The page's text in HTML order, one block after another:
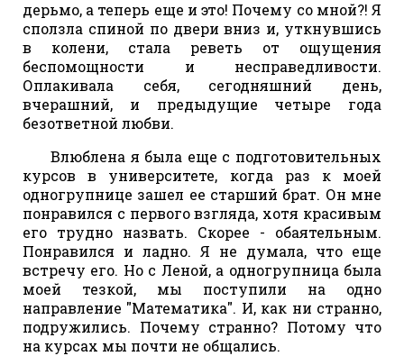
дерьмо, а теперь еще и это! Почему со мной?! Я
сползла спиной по двери вниз и, уткнувшись
в колени, стала реветь от ощущения
беспомощности и несправедливости.
Оплакивала себя, сегодняшний день,
вчерашний, и предыдущие четыре года
безответной любви.
Влюблена я была еще с подготовительных
курсов в университете, когда раз к моей
одногрупнице зашел ее старший брат. Он мне
понравился с первого взгляда, хотя красивым
его трудно назвать. Скорее - обаятельным.
Понравился и ладно. Я не думала, что еще
встречу его. Но с Леной, а одногрупница была
моей тезкой, мы поступили на одно
направление "Математика". И, как ни странно,
подружились. Почему странно? Потому что
на курсах мы почти не общались.